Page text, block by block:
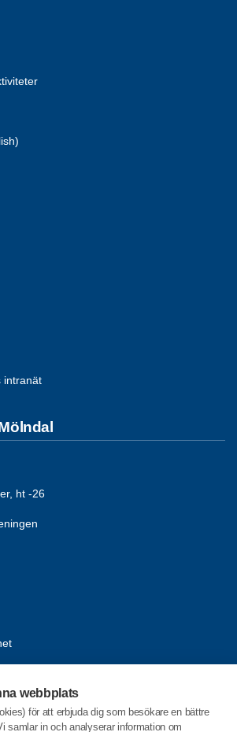
webbplats
för att erbjuda dig som besökare en bättre
samlar in och analyserar information om
intranät
ht -26